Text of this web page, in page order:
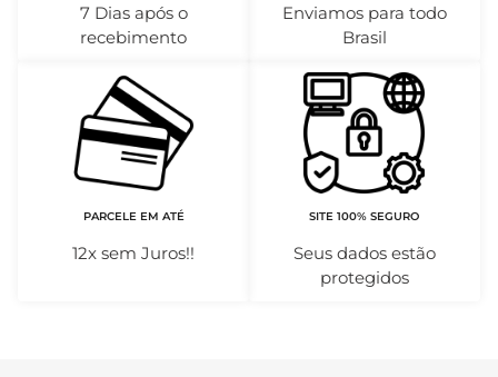
7 Dias após o
recebimento
Enviamos para todo
Brasil
PARCELE EM ATÉ
12x sem Juros!!
SITE 100% SEGURO
Seus dados estão
protegidos